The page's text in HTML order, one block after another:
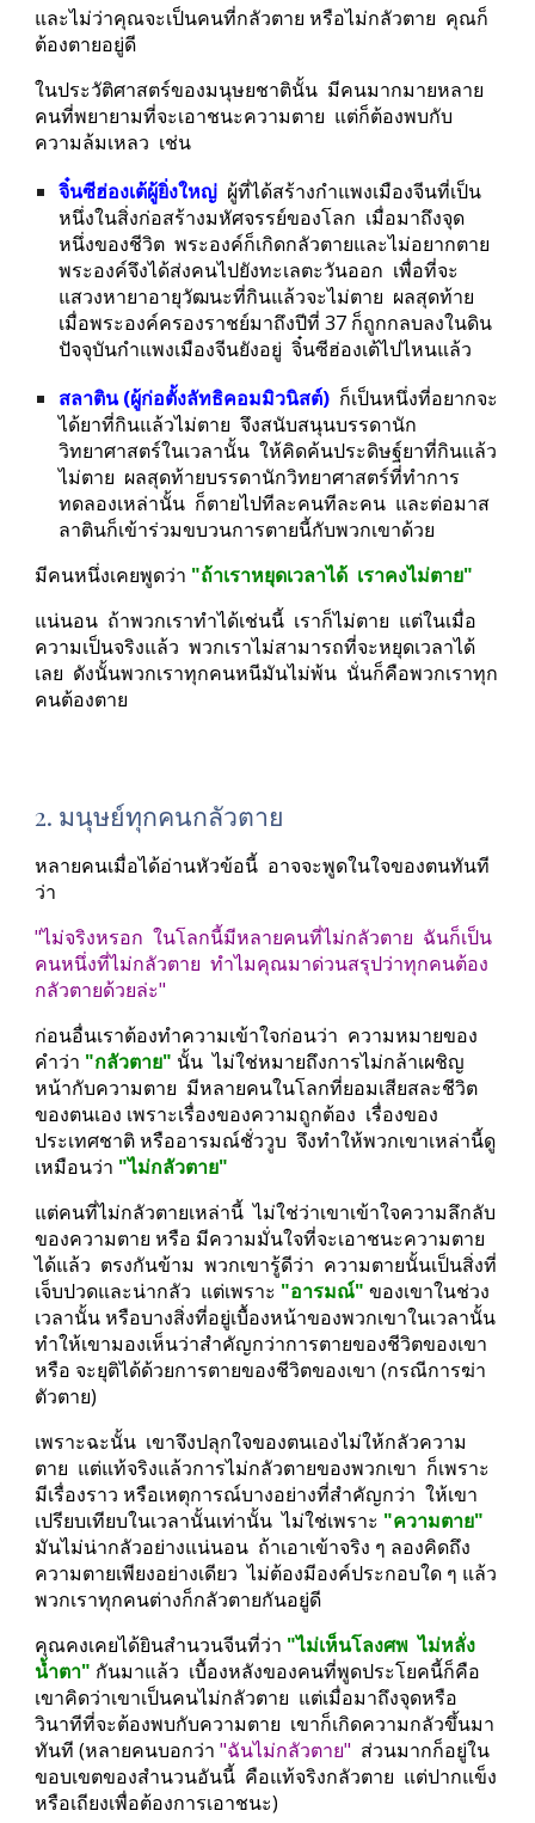
และไม่ว่าคุณจะเป็นคนที่กลัวตาย หรือไม่กลัวตาย  คุณก็
ต้องตายอยู่ดี
ในประวัติศาสตร์ของมนุษยชาตินั้น  มีคนมากมายหลาย
คนที่พยายามที่จะเอาชนะความตาย  แต่ก็ต้องพบกับ
ความล้มเหลว  เช่น
จิ๋นซีฮ่องเต้ผู้ยิ่งใหญ่
  ผู้ที่ได้สร้างกำแพงเมืองจีนที่เป็น
หนึ่งในสิ่งก่อสร้างมหัศจรรย์ของโลก  เมื่อมาถึงจุด
หนึ่งของชีวิต  พระองค์ก็เกิดกลัวตายและไม่อยากตาย
พระองค์จึงได้ส่งคนไปยังทะเลตะวันออก  เพื่อที่จะ
แสวงหายาอายุวัฒนะที่กินแล้วจะไม่ตาย  ผลสุดท้าย
เมื่อพระองค์ครองราชย์มาถึงปีที่ 37 ก็ถูกกลบลงในดิน
ปัจจุบันกำแพงเมืองจีนยังอยู่  จิ๋นซีฮ่องเต้ไปไหนแล้ว
สลาติน (ผู้ก่อตั้งลัทธิคอมมิวนิสต์)
  ก็เป็นหนึ่งที่อยากจะ
ได้ยาที่กินแล้วไม่ตาย  จึงสนับสนุนบรรดานัก
วิทยาศาสตร์ในเวลานั้น  ให้คิดค้นประดิษฐ์ยาที่กินแล้ว
ไม่ตาย  ผลสุดท้ายบรรดานักวิทยาศาสตร์ที่ทำการ
ทดลองเหล่านั้น  ก็ตายไปทีละคนทีละคน  และต่อมาส
ลาตินก็เข้าร่วมขบวนการตายนี้กับพวกเขาด้วย
มีคนหนึ่งเคยพูดว่า "ถ้าเราหยุดเวลาได้  เราคงไม่ตาย"
แน่นอน  ถ้าพวกเราทำได้เช่นนี้  เราก็ไม่ตาย  แต่ในเมื่อ
ความเป็นจริงแล้ว  พวกเราไม่สามารถที่จะหยุดเวลาได้
เลย  ดังนั้นพวกเราทุกคนหนีมันไม่พ้น  นั่นก็คือพวกเราทุก
คนต้องตาย
2. มนุษย์ทุกคนกลัวตาย
หลายคนเมื่อได้อ่านหัวข้อนี้  อาจจะพูดในใจของตนทันที
ว่า
"ไม่จริงหรอก  ในโลกนี้มีหลายคนที่ไม่กลัวตาย  ฉันก็เป็น
คนหนึ่งที่ไม่กลัวตาย  ทำไมคุณมาด่วนสรุปว่าทุกคนต้อง
กลัวตายด้วยล่ะ"
ก่อนอื่นเราต้องทำความเข้าใจก่อนว่า  ความหมายของ
คำว่า "กลัวตาย" นั้น  ไม่ใช่หมายถึงการไม่กล้าเผชิญ
หน้ากับความตาย  มีหลายคนในโลกที่ยอมเสียสละชีวิต
ของตนเอง เพราะเรื่องของความถูกต้อง  เรื่องของ
ประเทศชาติ หรืออารมณ์ชั่ววูบ  จึงทำให้พวกเขาเหล่านี้ดู
เหมือนว่า "ไม่กลัวตาย"
แต่คนที่ไม่กลัวตายเหล่านี้  ไม่ใช่ว่าเขาเข้าใจความลึกลับ
ของความตาย หรือ มีความมั่นใจที่จะเอาชนะความตาย
ได้แล้ว  ตรงกันข้าม  พวกเขารู้ดีว่า  ความตายนั้นเป็นสิ่งที่
เจ็บปวดและน่ากลัว  แต่เพราะ "อารมณ์" ของเขาในช่วง
เวลานั้น หรือบางสิ่งที่อยู่เบื้องหน้าของพวกเขาในเวลานั้น
ทำให้เขามองเห็นว่าสำคัญกว่าการตายของชีวิตของเขา
หรือ จะยุติได้ด้วยการตายของชีวิตของเขา (กรณีการฆ่า
ตัวตาย)
เพราะฉะนั้น  เขาจึงปลุกใจของตนเองไม่ให้กลัวความ
ตาย  แต่แท้จริงแล้วการไม่กลัวตายของพวกเขา  ก็เพราะ
มีเรื่องราว หรือเหตุการณ์บางอย่างที่สำคัญกว่า  ให้เขา
เปรียบเทียบในเวลานั้นเท่านั้น  ไม่ใช่เพราะ "ความตาย"
มันไม่น่ากลัวอย่างแน่นอน  ถ้าเอาเข้าจริง ๆ ลองคิดถึง
ความตายเพียงอย่างเดียว  ไม่ต้องมีองค์ประกอบใด ๆ แล้ว
พวกเราทุกคนต่างก็กลัวตายกันอยู่ดี
คุณคงเคยได้ยินสำนวนจีนที่ว่า "ไม่เห็นโลงศพ  ไม่หลั่ง
น้ำตา" กันมาแล้ว  เบื้องหลังของคนที่พูดประโยคนี้ก็คือ
เขาคิดว่าเขาเป็นคนไม่กลัวตาย  แต่เมื่อมาถึงจุดหรือ
วินาทีที่จะต้องพบกับความตาย  เขาก็เกิดความกลัวขึ้นมา
ทันที (หลายคนบอกว่า "ฉันไม่กลัวตาย"
  ส่วนมากก็อยู่ใน
ขอบเขตของสำนวนอันนี้  คือแท้จริงกลัวตาย  แต่ปากแข็ง
หรือเถียงเพื่อต้องการเอาชนะ)